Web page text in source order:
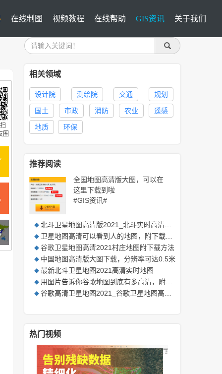
在线制图 视频教程 在线帮助 GIS资讯 关于我们
圈
相关领域
设计院 测绘院 交通 规划
国土 市政 消防 农业 遥感
地质 环保
推荐阅读
全国地图高清版大图，可以在
这里下载到啦
#GIS资讯#
◆ 北斗卫星地图高清版2021_北斗实时高清卫星地图
◆ 卫星地图高清可以看到人的地图，附下载方法
◆ 谷歌卫星地图高清2021村庄地图附下载方法
◆ 中国地图高清版大图下载，分辨率可达0.5米
◆ 最新北斗卫星地图2021高清实时地图
◆ 用图片告诉你谷歌地图到底有多高清，附下载方法
◆ 谷歌高清卫星地图2021_谷歌卫星地图高清版
热门视频